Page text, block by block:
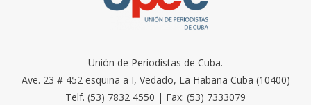
Unión de Periodistas de Cuba.
Ave. 23 # 452 esquina a I, Vedado, La Habana Cuba (10400)
Telf. (53) 7832 4550 | Fax: (53) 7333079